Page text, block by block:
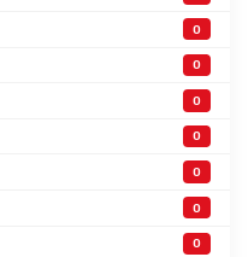
0
0
0
0
0
0
0